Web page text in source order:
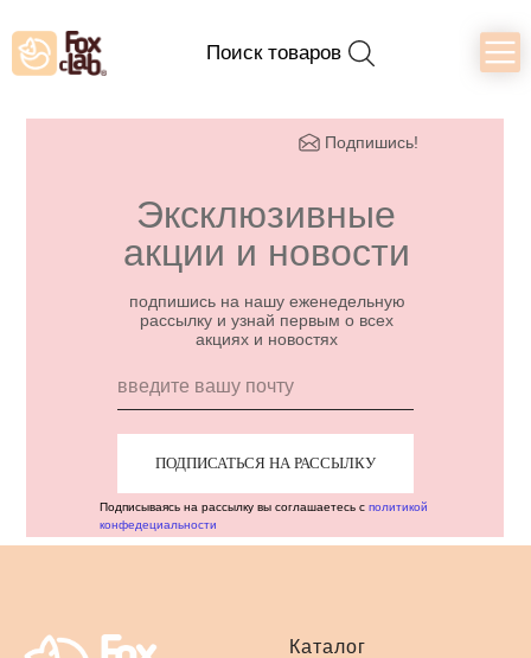
Поиск товаров
Эксклюзивные
акции и новости
ПОДПИСАТЬСЯ НА РАССЫЛКУ
подпишись на нашу еженедельную
рассылку и узнай первым о всех
акциях и новостях
Подпишись!
Подписываясь на рассылку вы соглашаетесь с политикой
конфедециальности
Каталог